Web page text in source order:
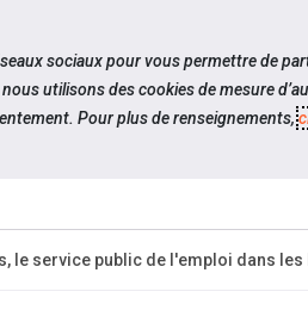
QUI SOMMES-
ESPACE
le service public de l'emploi dans
sociaux pour vous permettre de
utilisons des cookies de mesure
Pour plus de renseignements,